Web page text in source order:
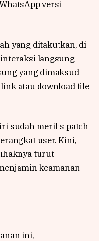
versi
yang ditakutkan, di
langsung
yang dimaksud
atau download file
sudah merilis patch
user. Kini,
turut
keamanan
ini,